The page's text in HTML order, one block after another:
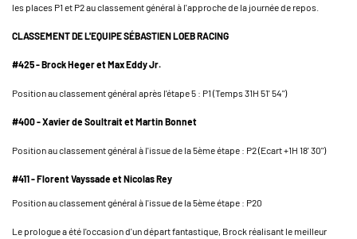
les places P1 et P2 au classement général à l'approche de la journée de repos.
CLASSEMENT DE L'EQUIPE SÉBASTIEN LOEB RACING
#425 - Brock Heger et Max Eddy Jr.
Position au classement général après l'étape 5 : P1 (Temps 31H 51' 54")
#400 - Xavier de Soultrait et Martin Bonnet
Position au classement général à l'issue de la 5ème étape : P2 (Ecart +1H 18' 30")
#411 - Florent Vayssade et Nicolas Rey
Position au classement général à l'issue de la 5ème étape : P20
Le prologue a été l'occasion d'un départ fantastique, Brock réalisant le meilleur